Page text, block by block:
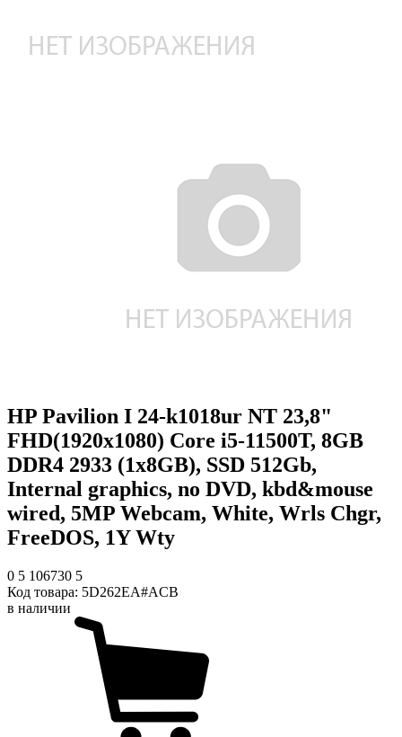
HP Pavilion I 24-k1018ur NT 23,8"
FHD(1920x1080) Core i5-11500T, 8GB
DDR4 2933 (1x8GB), SSD 512Gb,
Internal graphics, no DVD, kbd&mouse
wired, 5MP Webcam, White, Wrls Chgr,
FreeDOS, 1Y Wty
0 5 106730 5
Код товара: 5D262EA#ACB
в наличии